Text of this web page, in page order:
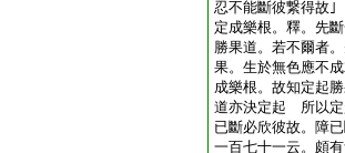
忍不能斷彼繋得
定成樂根。釋。先
勝果道。若不爾者
果。生於無色應不
成樂根。故知定起
道亦決定起 所以定
已斷必欣彼故。障
一百七十一云。頗